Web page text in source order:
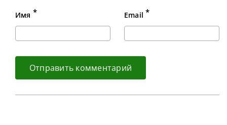
Имя * Email *